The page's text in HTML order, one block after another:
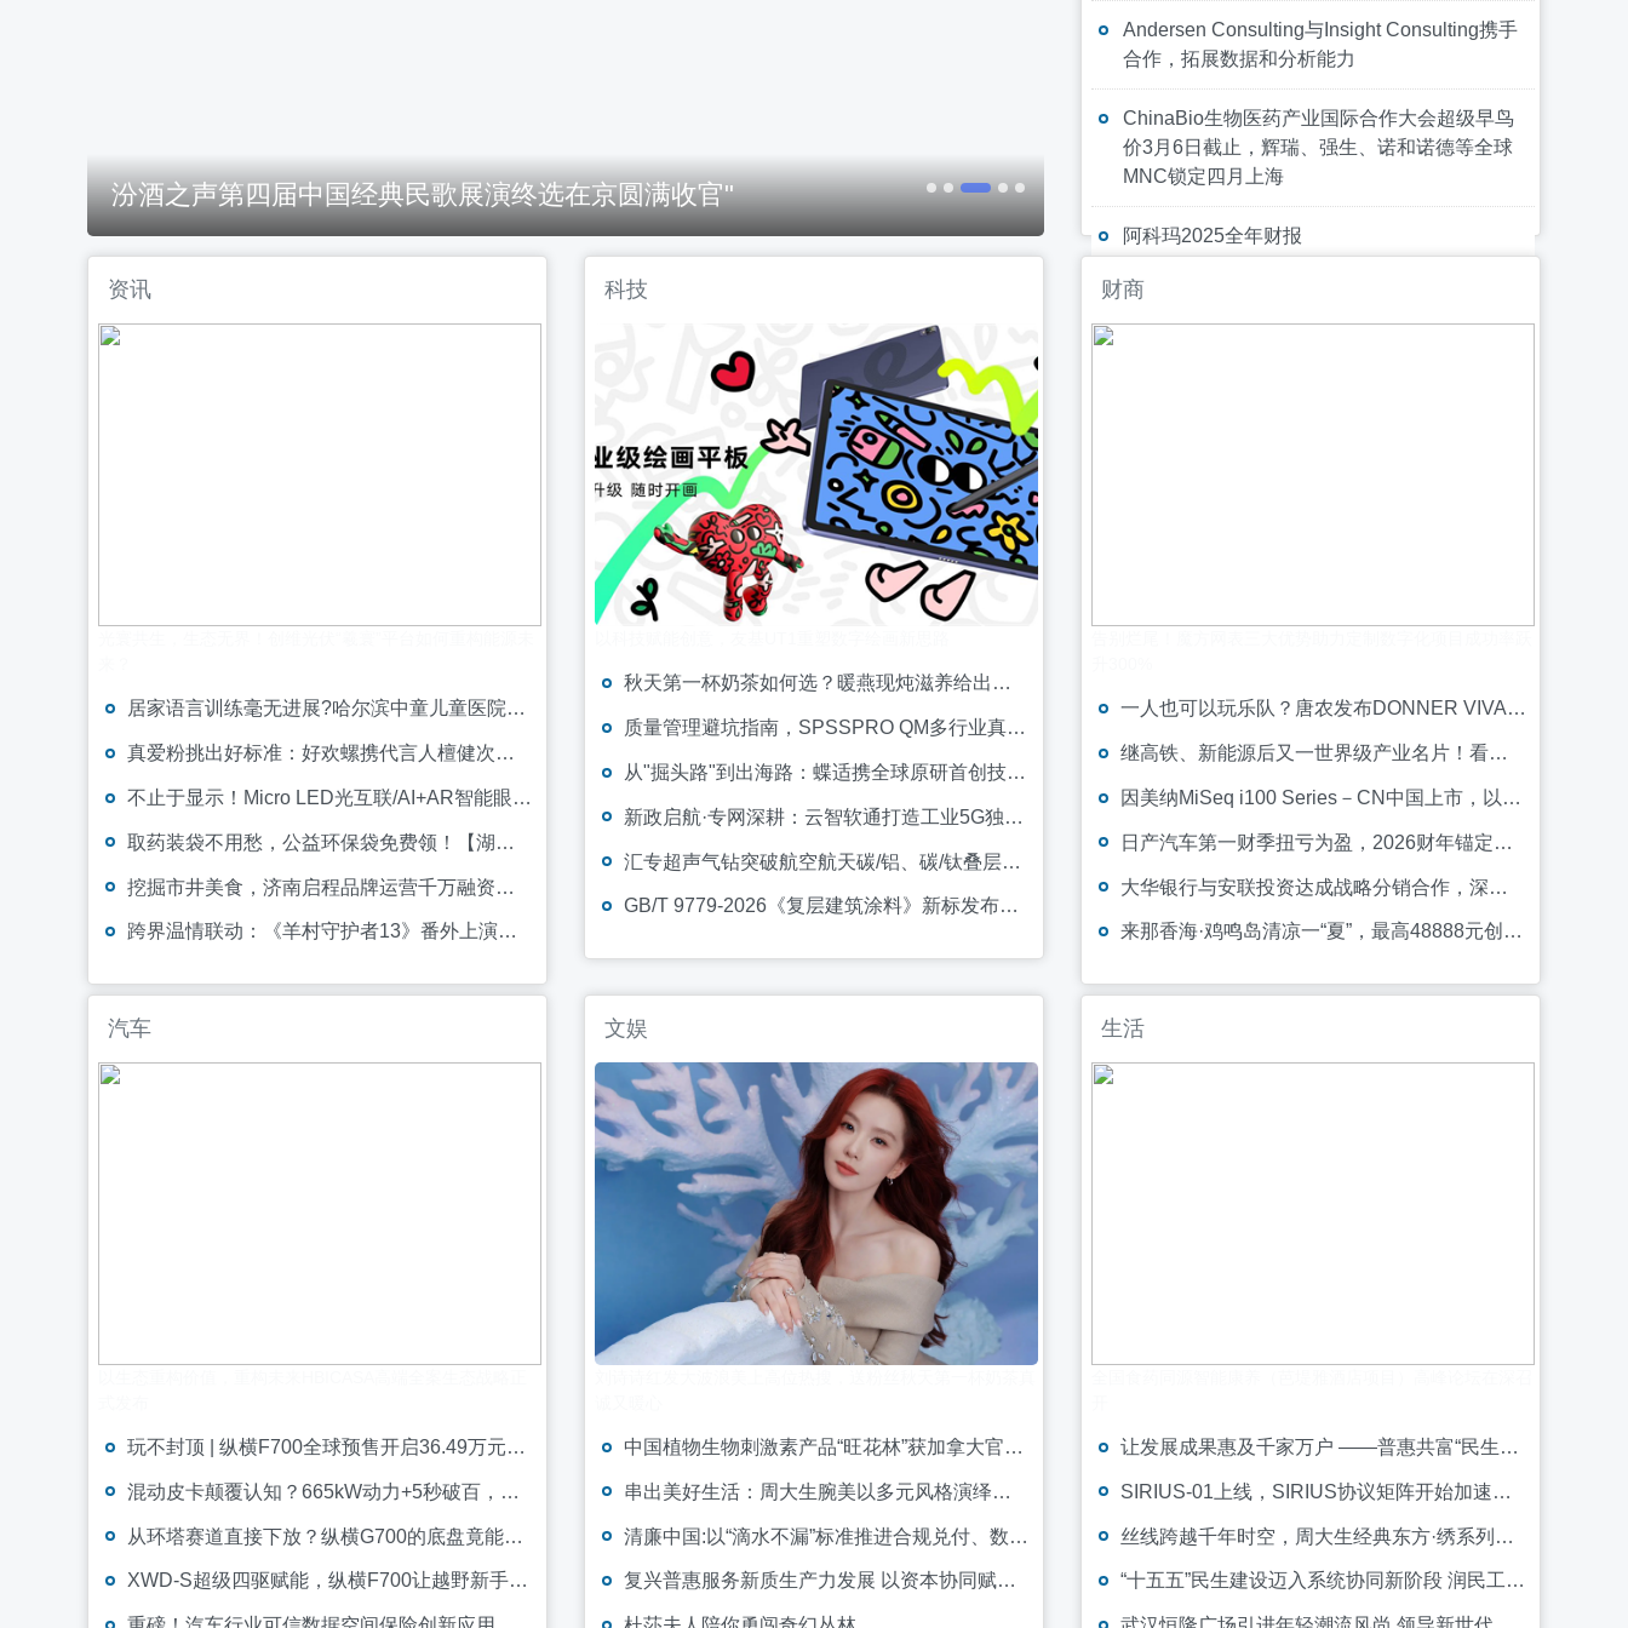
汾酒之声第四届中国经典民歌展演终选在京圆满收官" 法大大Nota Sign正式发布，全球合规底座构建
Andersen Consulting与Insight Consulting携手
合作，拓展数据和分析能力
ChinaBio生物医药产业国际合作大会超级早鸟
价3月6日截止，辉瑞、强生、诺和诺德等全球
MNC锁定四月上海
阿科玛2025全年财报
Robo.ai在中东交付智能数据采集首批订单，验
证商业闭环并启动营收确认
资讯
居家语言训练毫无进展?哈尔滨中童儿童医院脑成像精准锁定语言中枢激活短板
真爱粉挑出好标准：好欢螺携代言人檀健次溯源柳州本源风味，定义螺蛳粉好标准
不止于显示！Micro LED光互联/AI+AR智能眼镜/玻璃基板TGV等全新赛道集中亮相，创新动能尽在2026深圳国际全触与显示展
取药装袋不用愁，公益环保袋免费领！【湖南九典医药有限公司】联合医院暖心守护每段健康路
挖掘市井美食，济南启程品牌运营千万融资助力餐饮品牌全国扩张
跨界温情联动：《羊村守护者13》番外上演狼堡“异兽茶话会”
科技
秋天第一杯奶茶如何选？暖燕现炖滋养给出标准答案，重新定义秋日仪式感
质量管理避坑指南，SPSSPRO QM多行业真实案例集册发布
从"掘头路"到出海路：蝶适携全球原研首创技术闪耀狮城，让世界看见中国力量
新政启航·专网深耕：云智软通打造工业5G独立专网全新智能底座
汇专超声气钻突破航空航天碳/铝、碳/钛叠层材料装配制孔瓶颈
GB/T 9779-2026《复层建筑涂料》新标发布，卡本参编！
财商
一人也可以玩乐队？唐农发布DONNER VIVA无弦吉他
继高铁、新能源后又一世界级产业名片！看垃圾焚烧行业龙头康恒环境硬核出海
因美纳MiSeq i100 Series－CN中国上市，以全球品质与本土制造支持中国客户测序能力建设
日产汽车第一财季扭亏为盈，2026财年锚定稳健经营目标
大华银行与安联投资达成战略分销合作，深化财富业务布局
来那香海·鸡鸣岛清凉一“夏”，最高48888元创作大奖等你拿！
汽车
玩不封顶 | 纵横F700全球预售开启36.49万元起，限时尊享4重好礼
混动皮卡颠覆认知？665kW动力+5秒破百，海外技术垄断被彻底打破
从环塔赛道直接下放？纵横G700的底盘竟能承受10000N·m扭转
XWD-S超级四驱赋能，纵横F700让越野新手也能征服炮弹坑
文娱
中国植物生物刺激素产品“旺花林”获加拿大官方登记上市
串出美好生活：周大生腕美以多元风格演绎黄金穿搭新范式
清廉中国:以“滴水不漏”标准推进合规兑付、数字监管与审计风控
复兴普惠服务新质生产力发展 以资本协同赋能现代化产业体系
生活
让发展成果惠及千家万户 ——普惠共富“民生创收”激活共同富裕新动能
SIRIUS-01上线，SIRIUS协议矩阵开始加速形成
丝线跨越千年时空，周大生经典东方·绣系列以珠宝再现苏绣气韵
“十五五”民生建设迈入系统协同新阶段 润民工程构建综合服务新格局